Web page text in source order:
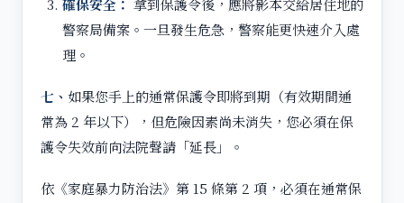
確保安全： 拿到保護令後，應將影本交給居住地的
警察局備案。一旦發生危急，警察能更快速介入處
理。
七、 如果您手上的通常保護令即將到期（有效期間通
常為 2 年以下），但危險因素尚未消失，您必須在保
護令失效前向法院聲請「延長」。
依《家庭暴力防治法》第 15 條第 2 項，必須在通常保